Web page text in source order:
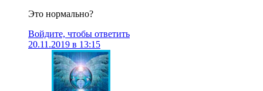
Это нормально?
Войдите, чтобы ответить
20.11.2019 в 13:15